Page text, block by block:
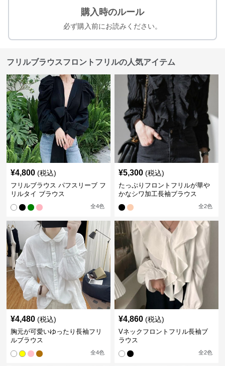
購入時のルール
必ず購入前にお読みください。
フリルブラウスフロントフリルの人気アイテム
¥4,800 (税込)
フリルブラウス パフスリーブ フ
リルタイ ブラウス
全4色
¥5,300 (税込)
たっぷりフロントフリルが華や
かなシワ加工長袖ブラウス
全2色
¥4,480 (税込)
胸元が可愛いゆったり長袖フリ
ルブラウス
全4色
¥4,860 (税込)
Vネックフロントフリル長袖ブ
ラウス
全2色